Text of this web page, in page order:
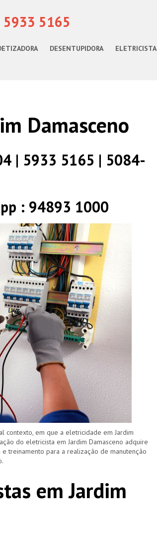
5165
DESENTUPIDORA ELETRICISTA
Damasceno
| 5933 5165 | 5084-
: 94893 1000
contexto, em que a eletricidade em Jardim
do eletricista em Jardim Damasceno adquire
treinamento para a realização de manutenção
em Jardim